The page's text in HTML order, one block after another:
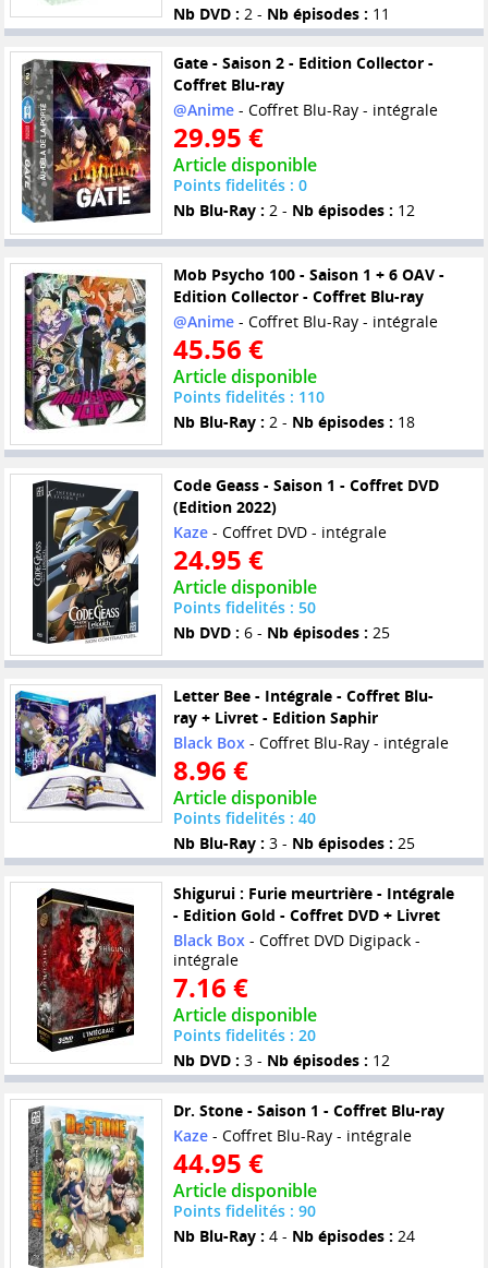
Nb DVD : 2 - Nb épisodes : 11
Gate - Saison 2 - Edition Collector -
Coffret Blu-ray
@Anime- Coffret Blu-Ray - intégrale
29.95 €
Article disponible
Points fidelités : 0
Nb Blu-Ray : 2 - Nb épisodes : 12
Mob Psycho 100 - Saison 1 + 6 OAV -
Edition Collector - Coffret Blu-ray
@Anime- Coffret Blu-Ray - intégrale
45.56 €
Article disponible
Points fidelités : 110
Nb Blu-Ray : 2 - Nb épisodes : 18
Code Geass - Saison 1 - Coffret DVD
(Edition 2022)
Kaze- Coffret DVD - intégrale
24.95 €
Article disponible
Points fidelités : 50
Nb DVD : 6 - Nb épisodes : 25
Letter Bee - Intégrale - Coffret Blu-
ray + Livret - Edition Saphir
Black Box - Coffret Blu-Ray - intégrale
8.96 €
Article disponible
Points fidelités : 40
Nb Blu-Ray : 3 - Nb épisodes : 25
Shigurui : Furie meurtrière - Intégrale
- Edition Gold - Coffret DVD + Livret
Black Box - Coffret DVD Digipack -
intégrale
7.16 €
Article disponible
Points fidelités : 20
Nb DVD : 3 - Nb épisodes : 12
Dr. Stone - Saison 1 - Coffret Blu-ray
Kaze- Coffret Blu-Ray - intégrale
44.95 €
Article disponible
Points fidelités : 90
Nb Blu-Ray : 4 - Nb épisodes : 24